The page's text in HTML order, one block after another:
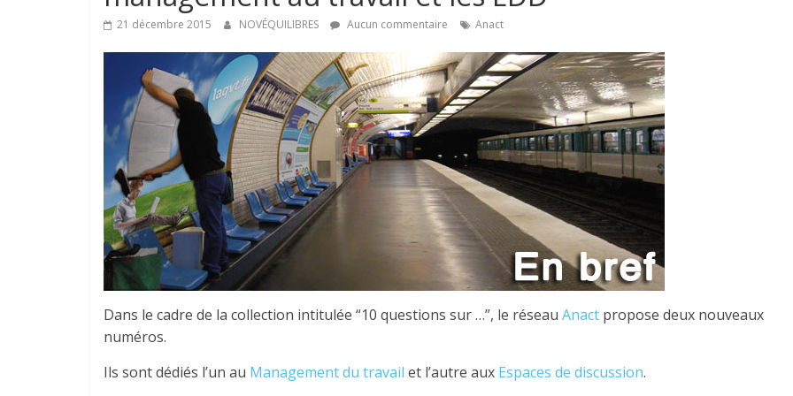
21 décembre 2015 NOVÉQUILIBRES Aucun commentaire Anact
Dans le cadre de la collection intitulée “10 questions sur …”, le réseau Anact propose deux nouveaux
numéros.
Ils sont dédiés l’un au Management du travail et l’autre aux Espaces de discussion.